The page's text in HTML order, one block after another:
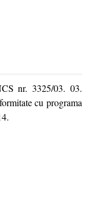
nr. 3325/03. 03.
cu programa